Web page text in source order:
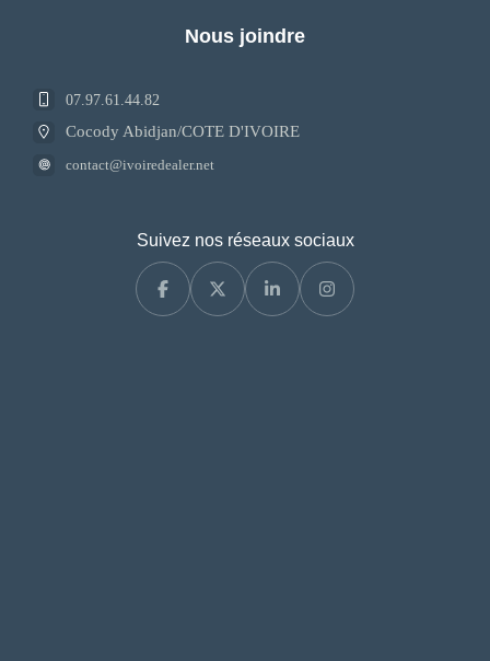
Nous joindre
07.97.61.44.82
Cocody Abidjan/COTE D'IVOIRE
contact@ivoiredealer.net
Suivez nos réseaux sociaux